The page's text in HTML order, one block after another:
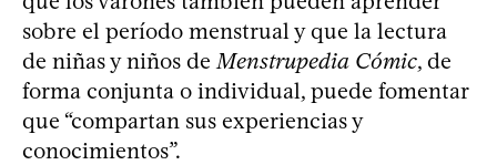
sobre el período menstrual y que la lectura
de niñas y niños de Menstrupedia Cómic, de
forma conjunta o individual, puede fomentar
que “compartan sus experiencias y
conocimientos”.